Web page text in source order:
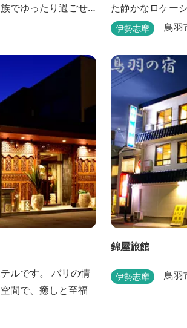
でゆったり過ごせ
合わせた様々なプ
た静かなロケー
できます。
伊勢志摩 鳥羽
ルです。 バリの情
間で、癒しと至福
錦屋旅館
伊勢志摩 鳥羽